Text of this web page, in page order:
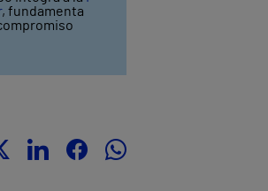
, fundamenta